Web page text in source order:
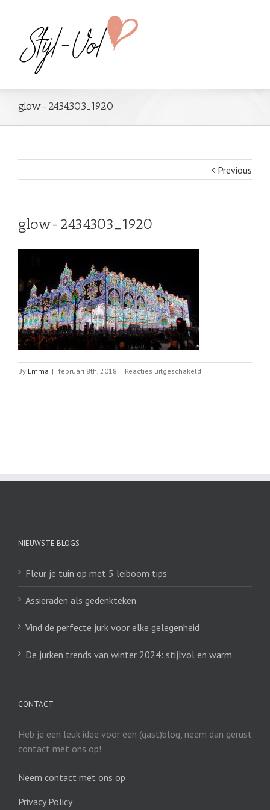
glow-2434303_1920
Previous
glow-2434303_1920
By Emma | februari 8th, 2018 | Reacties uitgeschakeld
glow-
NIEUWSTE BLOGS
Fleur je tuin op met 5 leiboom tips
Assieraden als gedenkteken
Vind de perfecte jurk voor elke gelegenheid
De jurken trends van winter 2024: stijlvol en warm
CONTACT
Heb je een leuk idee voor een (gast)blog, neem dan gerust
contact met ons op!
Neem contact met ons op
Privacy Policy